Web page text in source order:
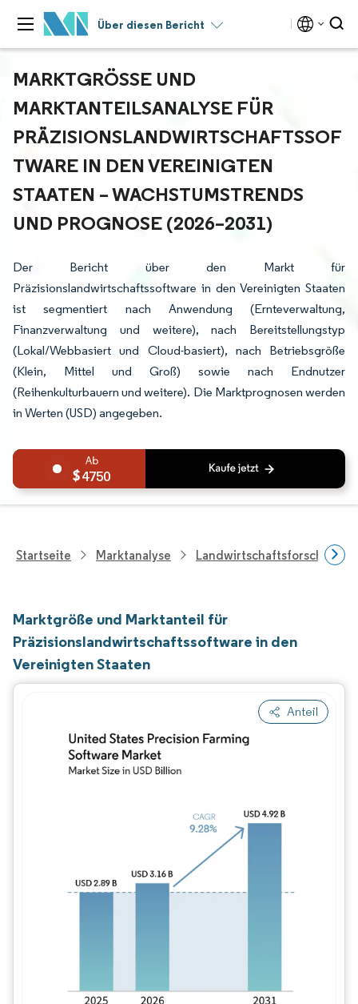
Über diesen Bericht
MARKTGRÖSSE UND M
ARKTANTEILSANALYSE FÜR P
RÄZISIONSLANDWIRTSCHAFTSSOFT
WARE IN DEN VEREINIGTEN S
TAATEN – WACHSTUMSTRENDS U
ND PROGNOSE (2026–2031)
Der Bericht über den Markt für
Präzisionslandwirtschaftssoftware in den Vereinigten Staaten
ist segmentiert nach Anwendung (Ernteverwaltung,
Finanzverwaltung und weitere), nach Bereitstellungstyp
(Lokal/Webbasiert und Cloud-basiert), nach Betriebsgröße
(Klein, Mittel und Groß) sowie nach Endnutzer
(Reihenkulturbauern und weitere). Die Marktprognosen werden
in Werten (USD) angegeben.
4750
Startseite Marktanalyse Landwirtschaftsforschung
Marktgröße und Marktanteil für
Präzisionslandwirtschaftssoftware in den
Vereinigten Staaten
Anteil
Bild © Mordor Intelligence.